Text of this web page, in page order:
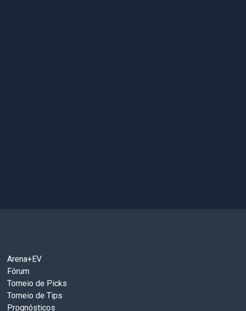
Arena+EV
Fórum
Torneio de Picks
Torneio de Tips
Prognósticos